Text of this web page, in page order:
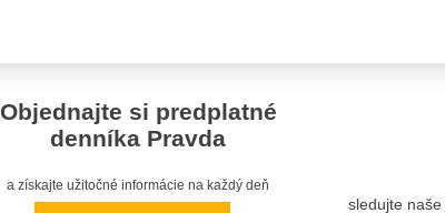
Objednajte si predplatné
denníka Pravda
a získajte užitočné informácie na každý deň
sledujte